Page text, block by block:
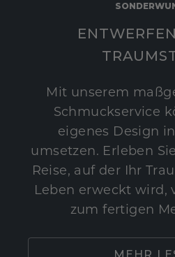
Mit unserem
Schmuckservice
eigenes Design
umsetzen. Erleben
Reise, auf der Ihr
Leben erweckt wird,
zum fertigen